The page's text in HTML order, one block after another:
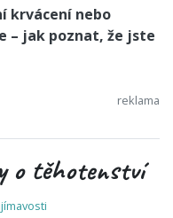
krvácení nebo
– jak poznat, že jste
o těhotenství